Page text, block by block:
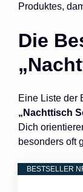
Produktes,
Die
Eine Liste der
„Nachttisch
Dich
besonders oft
BESTSELLER